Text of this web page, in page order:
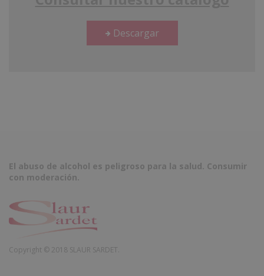
Descargar
El abuso de alcohol es peligroso para la salud. Consumir
con moderación.
Copyright © 2018 SLAUR SARDET.